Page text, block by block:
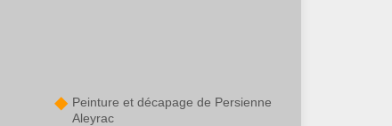
Peinture et décapage de Persienne
Aleyrac